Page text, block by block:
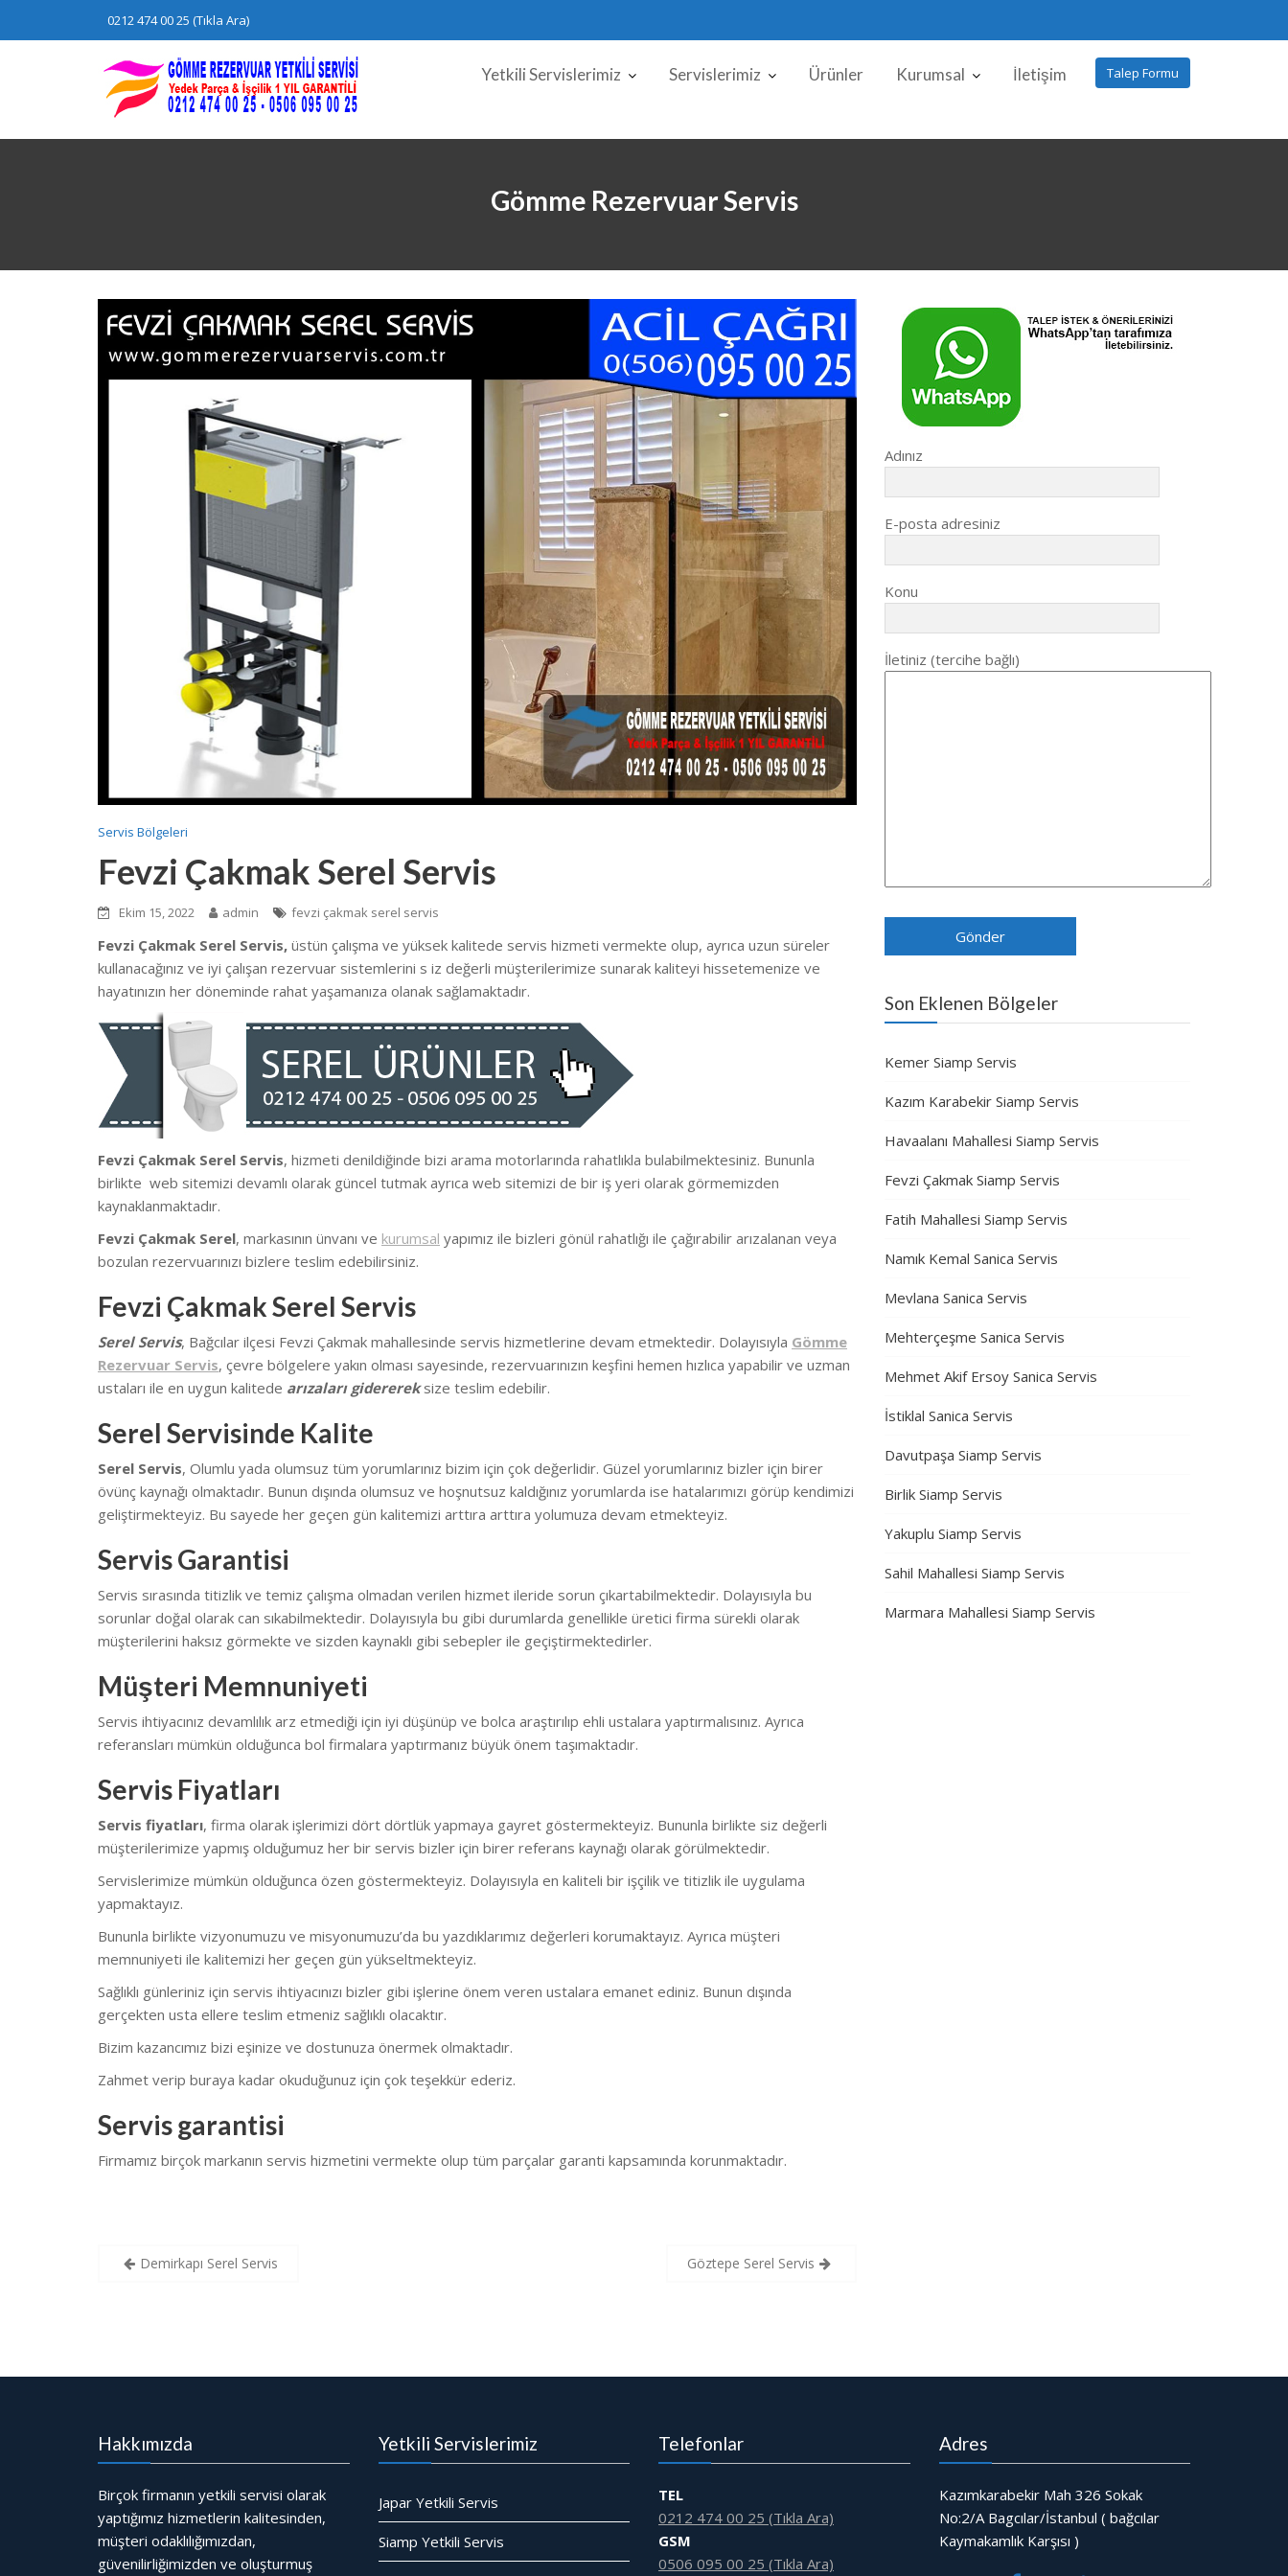
0212 474 00 25 (Tıkla Ara)
Talep Formu
Yetkili Servislerimiz Servislerimiz Ürünler Kurumsal İletişim
Gömme Rezervuar Servis
Servis Bölgeleri
Fevzi Çakmak Serel Servis
Ekim 15, 2022 admin fevzi çakmak serel servis
Fevzi Çakmak Serel Servis, üstün çalışma ve yüksek kalitede servis hizmeti vermekte olup, ayrıca uzun süreler
kullanacağınız ve iyi çalışan rezervuar sistemlerini s iz değerli müşterilerimize sunarak kaliteyi hissetemenize ve
hayatınızın her döneminde rahat yaşamanıza olanak sağlamaktadır.
Fevzi Çakmak Serel Servis, hizmeti denildiğinde bizi arama motorlarında rahatlıkla bulabilmektesiniz. Bununla
birlikte web sitemizi devamlı olarak güncel tutmak ayrıca web sitemizi de bir iş yeri olarak görmemizden
kaynaklanmaktadır.
Fevzi Çakmak Serel, markasının ünvanı ve kurumsal yapımız ile bizleri gönül rahatlığı ile çağırabilir arızalanan veya
bozulan rezervuarınızı bizlere teslim edebilirsiniz.
Fevzi Çakmak Serel Servis
Serel Servis, Bağcılar ilçesi Fevzi Çakmak mahallesinde servis hizmetlerine devam etmektedir. Dolayısıyla Gömme
Rezervuar Servis, çevre bölgelere yakın olması sayesinde, rezervuarınızın keşfini hemen hızlıca yapabilir ve uzman
ustaları ile en uygun kalitede arızaları giderereksize teslim edebilir.
Serel Servisinde Kalite
Serel Servis, Olumlu yada olumsuz tüm yorumlarınız bizim için çok değerlidir. Güzel yorumlarınız bizler için birer
övünç kaynağı olmaktadır. Bunun dışında olumsuz ve hoşnutsuz kaldığınız yorumlarda ise hatalarımızı görüp kendimizi
geliştirmekteyiz. Bu sayede her geçen gün kalitemizi arttıra arttıra yolumuza devam etmekteyiz.
Servis Garantisi
Servis sırasında titizlik ve temiz çalışma olmadan verilen hizmet ileride sorun çıkartabilmektedir. Dolayısıyla bu
sorunlar doğal olarak can sıkabilmektedir. Dolayısıyla bu gibi durumlarda genellikle üretici firma sürekli olarak
müşterilerini haksız görmekte ve sizden kaynaklı gibi sebepler ile geçiştirmektedirler.
Müşteri Memnuniyeti
Servis ihtiyacınız devamlılık arz etmediği için iyi düşünüp ve bolca araştırılıp ehli ustalara yaptırmalısınız. Ayrıca
referansları mümkün olduğunca bol firmalara yaptırmanız büyük önem taşımaktadır.
Servis Fiyatları
Servis fiyatları, firma olarak işlerimizi dört dörtlük yapmaya gayret göstermekteyiz. Bununla birlikte siz değerli
müşterilerimize yapmış olduğumuz her bir servis bizler için birer referans kaynağı olarak görülmektedir.
Servislerimize mümkün olduğunca özen göstermekteyiz. Dolayısıyla en kaliteli bir işçilik ve titizlik ile uygulama
yapmaktayız.
Bununla birlikte vizyonumuzu ve misyonumuzu’da bu yazdıklarımız değerleri korumaktayız. Ayrıca müşteri
memnuniyeti ile kalitemizi her geçen gün yükseltmekteyiz.
Sağlıklı günleriniz için servis ihtiyacınızı bizler gibi işlerine önem veren ustalara emanet ediniz. Bunun dışında
gerçekten usta ellere teslim etmeniz sağlıklı olacaktır.
Bizim kazancımız bizi eşinize ve dostunuza önermek olmaktadır.
Zahmet verip buraya kadar okuduğunuz için çok teşekkür ederiz.
Servis garantisi
Firmamız birçok markanın servis hizmetini vermekte olup tüm parçalar garanti kapsamında korunmaktadır.
YazıDemirkapı Serel Servis Göztepe Serel Servis
Adınız
E-posta adresiniz
Konu
İletiniz (tercihe bağlı)
Son Eklenen Bölgeler
Kemer Siamp Servis
Kazım Karabekir Siamp Servis
Havaalanı Mahallesi Siamp Servis
Fevzi Çakmak Siamp Servis
Fatih Mahallesi Siamp Servis
Namık Kemal Sanica Servis
Mevlana Sanica Servis
Mehterçeşme Sanica Servis
Mehmet Akif Ersoy Sanica Servis
İstiklal Sanica Servis
Davutpaşa Siamp Servis
Birlik Siamp Servis
Yakuplu Siamp Servis
Sahil Mahallesi Siamp Servis
Marmara Mahallesi Siamp Servis
Hakkımızda
Birçok firmanın yetkili servisi olarak
yaptığımız hizmetlerin kalitesinden,
müşteri odaklılığımızdan,
güvenilirliğimizden ve oluşturmuş
Yetkili Servislerimiz
Japar Yetkili Servis
Siamp Yetkili Servis
Telefonlar
TEL
0212 474 00 25 (Tıkla Ara)
GSM
0506 095 00 25 (Tıkla Ara)
Adres
Kazımkarabekir Mah 326 Sokak
No:2/A Bagcılar/İstanbul ( bağcılar
Kaymakamlık Karşısı )